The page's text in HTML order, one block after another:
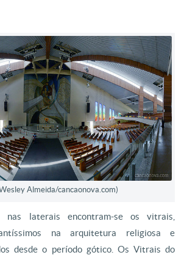
Almeida/cancaonova.com)
nas laterais encontram-se os vitrais,
na arquitetura religiosa e
desde o período gótico. Os Vitrais do